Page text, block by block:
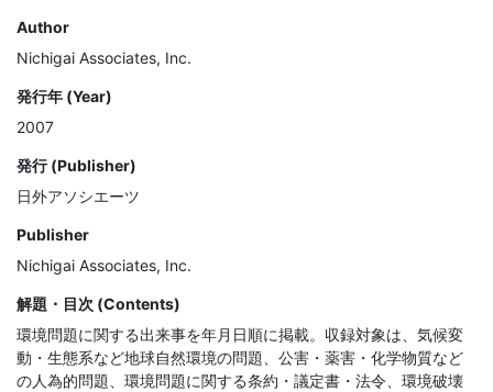
Author
Nichigai Associates, Inc.
発行年 (Year)
2007
発行 (Publisher)
日外アソシエーツ
Publisher
Nichigai Associates, Inc.
解題・目次 (Contents)
環境問題に関する出来事を年月日順に掲載。収録対象は、気候変
動・生態系など地球自然環境の問題、公害・薬害・化学物質など
の人為的問題、環境問題に関する条約・議定書・法令、環境破壊